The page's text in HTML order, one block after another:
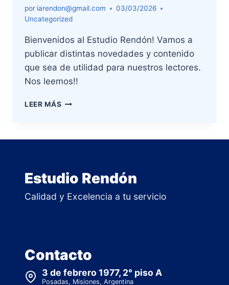
por iarendon@gmail.com
03/03/2026
Uncategorized
Bienvenidos al Estudio Rendón! Vamos a
publicar distintas novedades y contenido
que sea de utilidad para nuestros lectores.
Nos leemos!!
LEER MÁS HOLA
Estudio Rendón
Calidad y Excelencia a tu servicio
Contacto
3 de febrero 1977, 2° piso A
Posadas, Misiones, Argentina